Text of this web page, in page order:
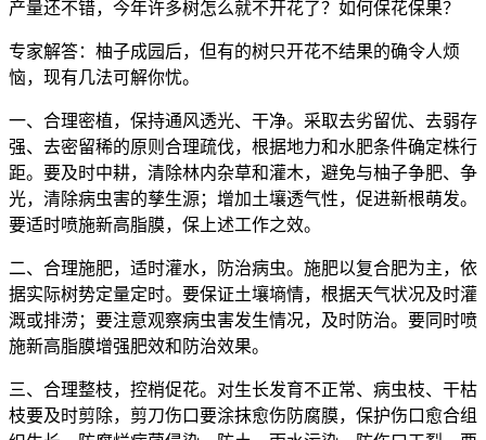
产量还不错，今年许多树怎么就不开花了？如何保花保果？
专家解答：柚子成园后，但有的树只开花不结果的确令人烦
恼，现有几法可解你忧。
一、合理密植，保持通风透光、干净。采取去劣留优、去弱存
强、去密留稀的原则合理疏伐，根据地力和水肥条件确定株行
距。要及时中耕，清除林内杂草和灌木，避免与柚子争肥、争
光，清除病虫害的孳生源；增加土壤透气性，促进新根萌发。
要适时喷施新高脂膜，保上述工作之效。
二、合理施肥，适时灌水，防治病虫。施肥以复合肥为主，依
据实际树势定量定时。要保证土壤墒情，根据天气状况及时灌
溉或排涝；要注意观察病虫害发生情况，及时防治。要同时喷
施新高脂膜增强肥效和防治效果。
三、合理整枝，控梢促花。对生长发育不正常、病虫枝、干枯
枝要及时剪除，剪刀伤口要涂抹愈伤防腐膜，保护伤口愈合组